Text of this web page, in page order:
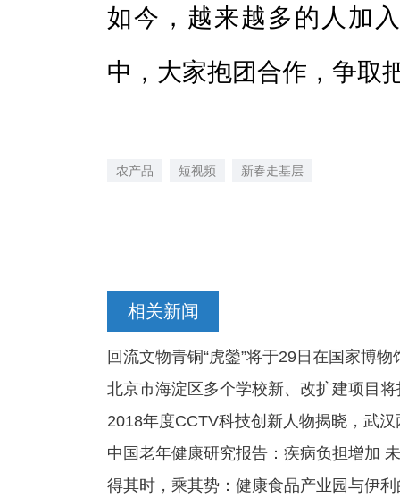
如今，越来越多的人加
中，大家抱团合作，争取
农产品 短视频 新春走基层
相关新闻
回流文物青铜“虎鎣”将于29日在国家博物
北京市海淀区多个学校新、改扩建项目
2018年度CCTV科技创新人物揭晓，武汉
中国老年健康研究报告：疾病负担增加
得其时，乘其势：健康食品产业园与伊